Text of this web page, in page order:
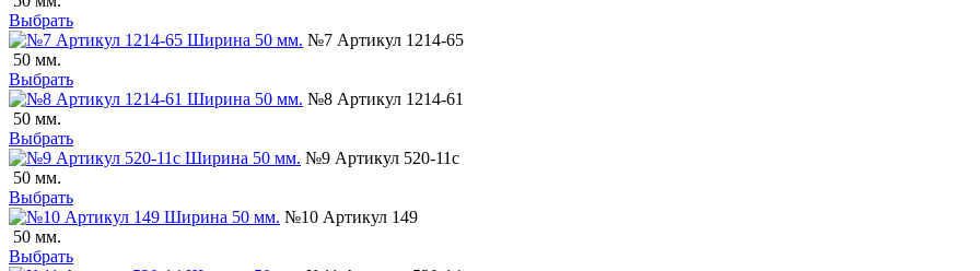
Выбрать
№7 Артикул 1214-65
50 мм.
Выбрать
№8 Артикул 1214-61
50 мм.
Выбрать
№9 Артикул 520-11с
50 мм.
Выбрать
№10 Артикул 149
50 мм.
Выбрать